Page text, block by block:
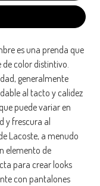
es una prenda que
color distintivo.
generalmente
al tacto y calidez
puede variar en
y frescura al
Lacoste, a menudo
elemento de
para crear looks
con pantalones